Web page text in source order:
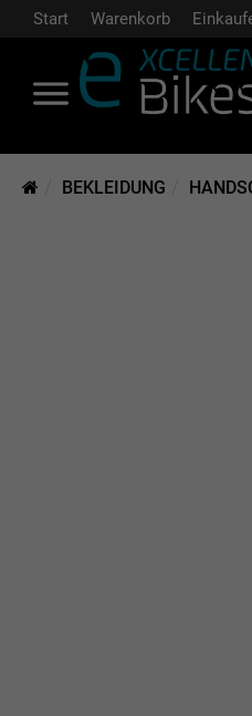
Start Warenkorb
BEKLEIDUNG